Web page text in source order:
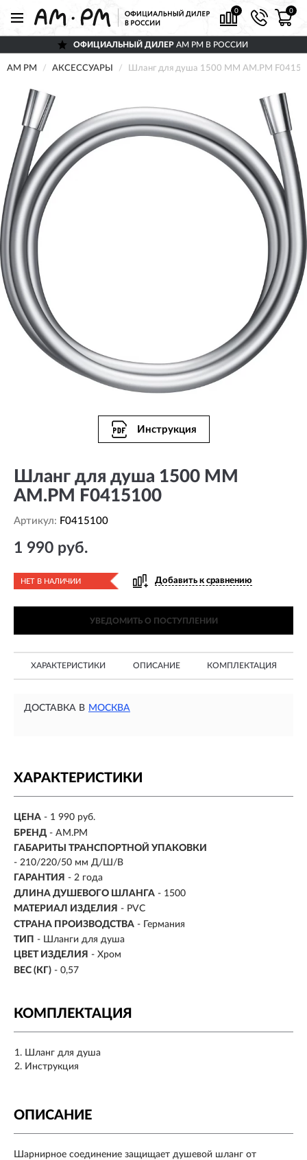
0 0
ОФИЦИАЛЬНЫЙ ДИЛЕР AM PM В РОССИИ
AM PM АКСЕССУАРЫ Шланг для душа 1500 ММ AM.PM
Инструкция
Шланг для душа 1500 ММ
AM.PM F0415100
Артикул: F0415100
1 990 руб.
НЕТ В НАЛИЧИИ Добавить к сравнению
УВЕДОМИТЬ О ПОСТУПЛЕНИИ
ХАРАКТЕРИСТИКИ ОПИСАНИЕ КОМПЛЕКТАЦИЯ
ДОСТАВКА В МОСКВА
ХАРАКТЕРИСТИКИ
ЦЕНА - 1 990 руб.
БРЕНД - AM.PM
ГАБАРИТЫ ТРАНСПОРТНОЙ УПАКОВКИ
- 210/220/50 мм Д/Ш/В
ГАРАНТИЯ - 2 года
ДЛИНА ДУШЕВОГО ШЛАНГА - 1500
МАТЕРИАЛ ИЗДЕЛИЯ - PVC
СТРАНА ПРОИЗВОДСТВА - Германия
ТИП - Шланги для душа
ЦВЕТ ИЗДЕЛИЯ - Хром
ВЕС (КГ) - 0,57
КОМПЛЕКТАЦИЯ
Шланг для душа
Инструкция
ОПИСАНИЕ
Шарнирное соединение защищает душевой шланг от